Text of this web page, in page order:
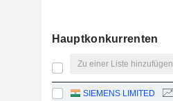
Hauptkonkurrenten
Zu einer Liste hinzufügen
SIEMENS LIMITED